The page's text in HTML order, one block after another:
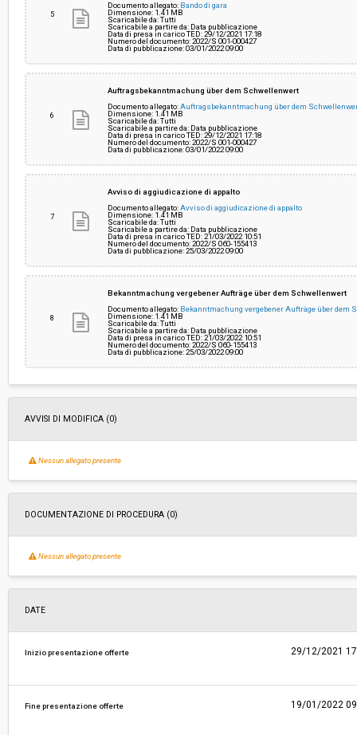
5
Documento allegato: Bando di gara
Dimensione: 1.41 MB
Scaricabile da: Tutti
Scaricabile a partire da: Data pubblicazione
Data di presa in carico TED: 29/12/2021 17:18
Numero del documento: 2022/S 001-000427
Data di pubblicazione: 03/01/2022 09:00
6
Auftragsbekanntmachung über dem Schwellenwert
Documento allegato:Auftragsbekanntmachung über dem
Dimensione: 1.41 MB
Scaricabile da: Tutti
Scaricabile a partire da: Data pubblicazione
Data di presa in carico TED: 29/12/2021 17:18
Numero del documento: 2022/S 001-000427
Data di pubblicazione: 03/01/2022 09:00
7
Avviso di aggiudicazione di appalto
Documento allegato:Avviso di aggiudicazione di appalto
Dimensione: 1.41 MB
Scaricabile da: Tutti
Scaricabile a partire da: Data pubblicazione
Data di presa in carico TED: 21/03/2022 10:51
Numero del documento: 2022/S 060-155413
Data di pubblicazione: 25/03/2022 09:00
8
Bekanntmachung vergebener Aufträge über dem Schwellenwert
Documento allegato: Bekanntmachung vergebener Aufträge über dem
Dimensione: 1.41 MB
Scaricabile da: Tutti
Scaricabile a partire da: Data pubblicazione
Data di presa in carico TED: 21/03/2022 10:51
Numero del documento: 2022/S 060-155413
Data di pubblicazione: 25/03/2022 09:00
AVVISI DI MODIFICA (0)
Nessun allegato presente
DOCUMENTAZIONE DI PROCEDURA (0)
Nessun allegato presente
DATE
Inizio presentazione offerte 29/12/2021
Fine presentazione offerte 19/01/2022